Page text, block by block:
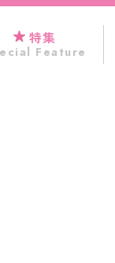
特集
Feature